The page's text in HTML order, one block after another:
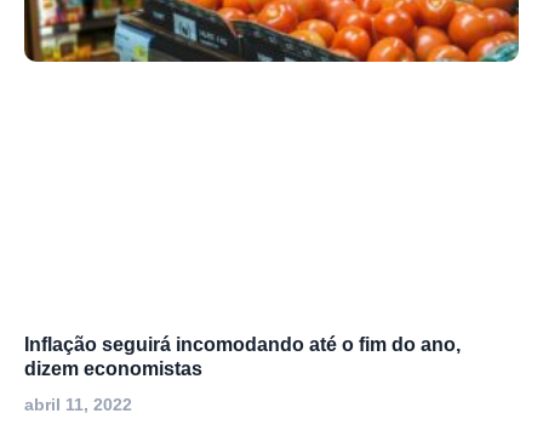
Inflação seguirá incomodando até o fim do ano,
dizem economistas
abril 11, 2022